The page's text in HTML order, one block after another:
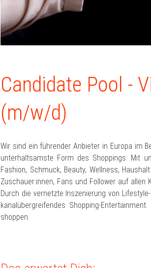
Candidate Pool -
(m/w/d)
Wir sind ein führender Anbieter in Europa im
unterhaltsamste Form des Shoppings. Mit
Fashion, Schmuck, Beauty, Wellness,
Zuschauer:innen, Fans und Follower auf allen
Durch die vernetzte Inszenierung von
kanalübergreifendes Shopping-
shoppen.